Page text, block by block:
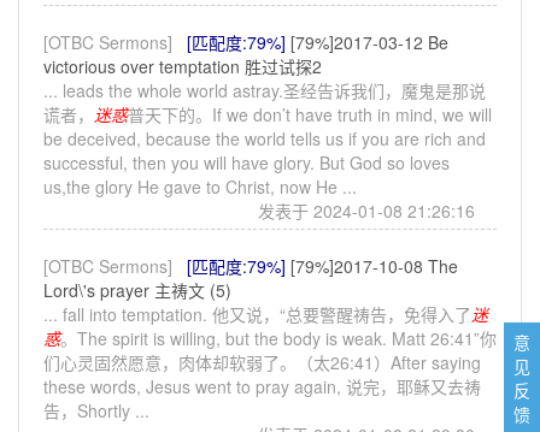
[OTBC Sermons] [匹配度:79%] [79%]2017-03-12 Be
victorious over temptation 胜过试探2
... leads the whole world astray.圣经告诉我们，魔鬼是那说
谎者， 迷惑普天下的。If we don’t have truth in mind, we will
be deceived, because the world tells us if you are rich and
successful, then you will have glory. But God so loves
us,the glory He gave to Christ, now He ...
发表于 2024-01-08 21:26:16
[OTBC Sermons] [匹配度:79%] [79%]2017-10-08 The
Lord\'s prayer 主祷文 (5)
... fall into temptation. 他又说，“总要警醒祷告，免得入了迷
惑。The spirit is willing, but the body is weak. Matt 26:41”你
们心灵固然愿意，肉体却软弱了。（太26:41）After saying
these words, Jesus went to pray again, 说完，耶稣又去祷
告，Shortly ...
意
见
反
馈